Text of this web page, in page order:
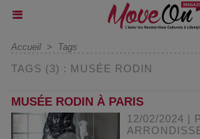
Accueil > Tags
TAGS (3) : MUSÉE RODIN
MUSÉE RODIN À PARIS
12/02/2024 |